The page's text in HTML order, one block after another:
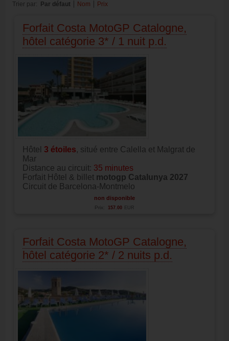
Trier par: Par défaut Nom Prix
Forfait Costa MotoGP Catalogne,
hôtel catégorie 3* / 1 nuit p.d.
Hôtel 3 étoiles, situé entre Calella et Malgrat de
Mar
Distance au circuit: 35 minutes
Forfait Hôtel & billet motogp Catalunya 2027
Circuit de Barcelona-Montmelo
non disponible
Prix: 157.00 EUR
Forfait Costa MotoGP Catalogne,
hôtel catégorie 2* / 2 nuits p.d.